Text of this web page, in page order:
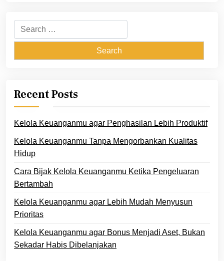
Search
for:
Recent Posts
Kelola Keuanganmu agar Penghasilan Lebih Produktif
Kelola Keuanganmu Tanpa Mengorbankan Kualitas
Hidup
Cara Bijak Kelola Keuanganmu Ketika Pengeluaran
Bertambah
Kelola Keuanganmu agar Lebih Mudah Menyusun
Prioritas
Kelola Keuanganmu agar Bonus Menjadi Aset, Bukan
Sekadar Habis Dibelanjakan